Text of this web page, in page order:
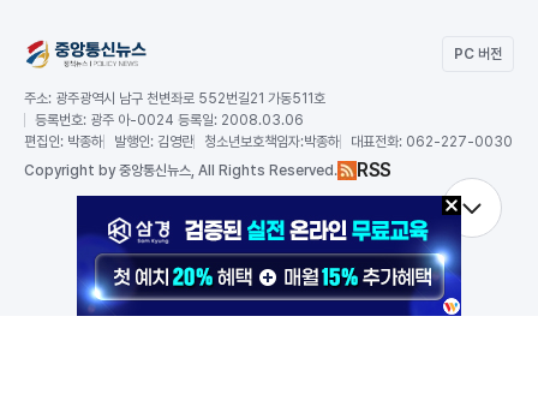
PC 버전
주소: 광주광역시 남구 천변좌로 552번길21 가동511호
등록번호: 광주 아-0024 등록일: 2008.03.06
편집인: 박종하 발행인: 김영란 청소년보호책임자:박종하 대표전화: 062-227-0030
Copyright by 중앙통신뉴스, All Rights Reserved. RSS